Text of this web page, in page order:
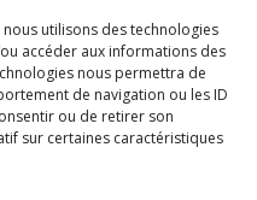
utilisons des technologies
accéder aux informations des
nous permettra de
de navigation ou les ID
ou de retirer son
sur certaines caractéristiques